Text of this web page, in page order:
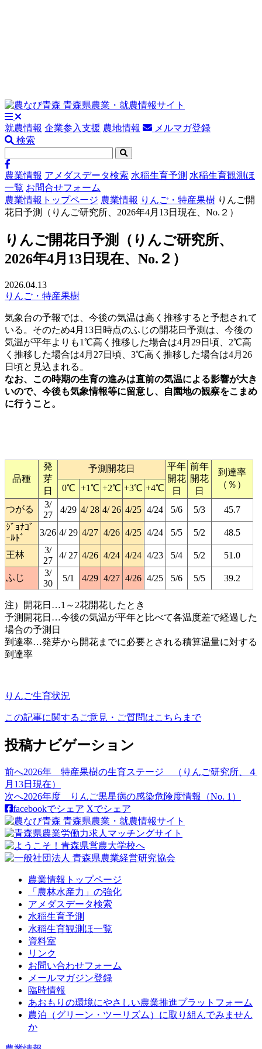
就農情報 企業参入支援 農地情報
メルマガ登録
検索
農業情報 アメダスデータ検索 水稲生育予測 水稲生育観測ほ
一覧 お問合せフォーム
農業情報トップページ 農業情報 りんご・特産果樹 りんご開
花日予測（りんご研究所、2026年4月13日現在、No.２）
りんご開花日予測（りんご研究所、
2026年4月13日現在、No.２）
2026.04.13
りんご・特産果樹
気象台の予報では、今後の気温は高く推移すると予想されて
いる。そのため4月13日時点のふじの開花日予測は、今後の
気温が平年よりも1℃高く推移した場合は4月29日頃、2℃高
く推移した場合は4月27日頃、3℃高く推移した場合は4月26
日頃と見込まれる。
なお、この時期の生育の進みは直前の気温による影響が大き
いので、今後も気象情報等に留意し、自園地の観察をこまめ
に行うこと。
品種
発
芽
日
予測開花日
平年
開花
日
前年
開花
日
到達率
（％）
0℃ +1℃ +2℃ +3℃ +4℃
つがる
3/
27
4/29 4/ 28 4/ 26 4/25 4/24 5/6 5/3
45.7
ｼﾞｮﾅｺﾞ
ｰﾙﾄﾞ
3/26 4/ 29 4/27 4/26 4/25 4/24 5/5 5/2 48.5
王林
3/
27
4/ 27 4/26 4/24 4/24 4/23 5/4 5/2 51.0
ふじ
3/
30
5/1 4/29 4/27 4/26 4/25 5/6 5/5 39.2
注）開花日…1～2花開花したとき
予測開花日…今後の気温が平年と比べて各温度差で経過した
場合の予測日
到達率…発芽から開花までに必要とされる積算温量に対する
到達率
りんご生育状況
この記事に関するご意見・ご質問はこちらまで
投稿ナビゲーション
前へ2026年 特産果樹の生育ステージ （りんご研究所、４
月13日現在）
次へ2026年度 りんご黒星病の感染危険度情報（No. 1）
facebookでシェア Xでシェア
農業情報トップページ
「農林水産力」の強化
アメダスデータ検索
水稲生育予測
水稲生育観測ほ一覧
資料室
リンク
お問い合わせフォーム
メールマガジン登録
臨時情報
あおもりの環境にやさしい農業推進プラットフォーム
農泊（グリーン・ツーリズム）に取り組んでみません
か